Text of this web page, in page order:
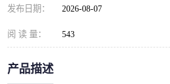
发布日期： 2026-08-07
阅 读 量： 543
产品描述